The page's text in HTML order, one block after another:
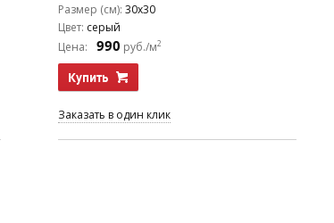
Размер (см) 30x30
Цвет серый
Цена:
990 руб./м2
Купить
Заказать в один клик